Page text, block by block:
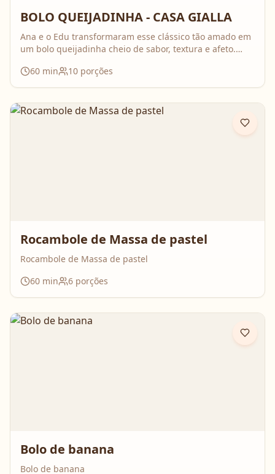
BOLO QUEIJADINHA - CASA GIALLA
Ana e o Edu transformaram esse clássico tão amado em
um bolo queijadinha cheio de sabor, textura e afeto.
que surpreende no resultado e perfuma a casa inteira
enquanto assa. Aperte o play, acompanhe o passo a
impossível de resistir 💛
60 min 10 porções
Rocambole de Massa de pastel
Rocambole de Massa de pastel
60 min 6 porções
Bolo de banana
Bolo de banana